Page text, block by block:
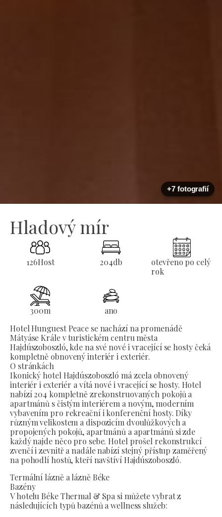
+7 fotografií
Hladový mír
126Host 204db
otevřeno po celý
rok
300m
ano
Hotel Hunguest Peace se nachází na promenádě
Mátyáse Krále v turistickém centru města
Hajdúszoboszló, kde na své nové i vracející se hosty čeká
kompletně obnovený interiér i exteriér.
O stránkách
Ikonický hotel Hajdúszoboszló má zcela obnovený
interiér i exteriér a vítá nové i vracející se hosty. Hotel
nabízí 204 kompletně zrekonstruovaných pokojů a
apartmánů s čistým interiérem a novým, moderním
vybavením pro rekreační i konferenční hosty. Díky
různým velikostem a dispozicím dvoulůžkových a
propojených pokojů, apartmánů a apartmánů si zde
každý najde něco pro sebe. Hotel prošel rekonstrukcí
zvenčí i zevnitř a nadále nabízí stejný přístup zaměřený
na pohodlí hostů, kteří navštíví Hajdúszoboszló.
Termální lázně a lázně Béke
Bazény
V hotelu Béke Thermal & Spa si můžete vybrat z
následujících typů bazénů a wellness služeb: